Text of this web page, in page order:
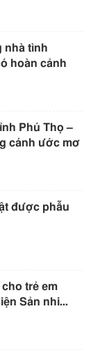
nhà tình
hoàn cảnh
Phú Thọ –
cánh ước mơ
được phẫu
trẻ em
Sản nhi...